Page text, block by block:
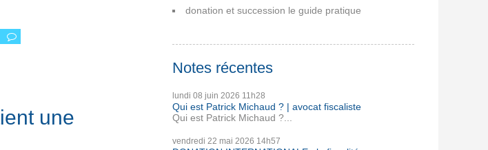
une
donation et succession le guide pratique
Notes récentes
lundi 08 juin 2026 11h28
Qui est Patrick Michaud ? | avocat fiscaliste
Qui est Patrick Michaud ?...
vendredi 22 mai 2026 14h57